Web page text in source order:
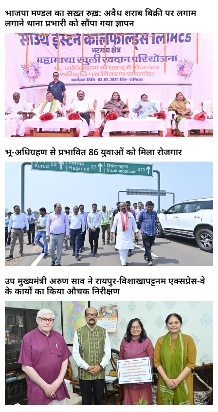
भाजपा मण्डल का सख़्त रुख़: अवैध शराब बिक्री पर लगाम
लगाने थाना प्रभारी को सौंपा गया ज्ञापन
भू-अधिग्रहण से प्रभावित 86 युवाओं को मिला रोजगार
उप मुख्यमंत्री अरुण साव ने रायपुर-विशाखापट्टनम एक्सप्रेस-वे
के कार्यों का किया औचक निरीक्षण